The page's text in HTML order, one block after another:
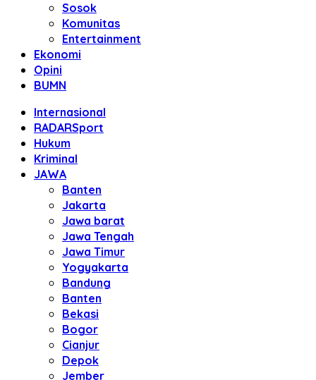
Sosok
Komunitas
Entertainment
Ekonomi
Opini
BUMN
Internasional
RADARSport
Hukum
Kriminal
JAWA
Banten
Jakarta
Jawa barat
Jawa Tengah
Jawa Timur
Yogyakarta
Bandung
Banten
Bekasi
Bogor
Cianjur
Depok
Jember